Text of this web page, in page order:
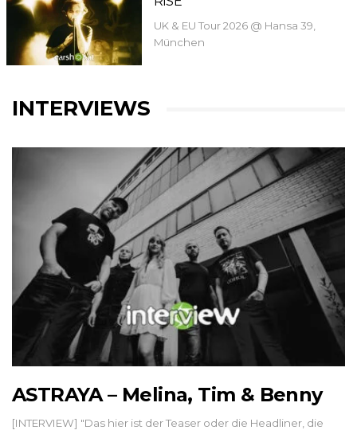
UK & EU Tour 2026 @ Hansa 39,
München
INTERVIEWS
ASTRAYA – Melina, Tim & Benny
[INTERVIEW] "Das hier ist der Teaser oder die Headliner, die